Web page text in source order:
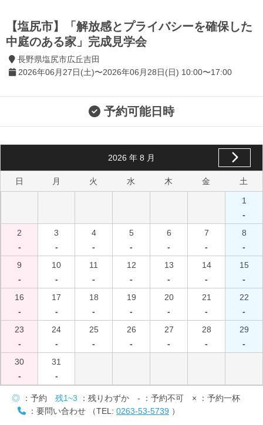
【塩尻市】「解放感とプライバシーを確保した
中庭のある家」完成見学会
長野県塩尻市広丘吉田
2026年06月27日(土)〜2026年06月28日(日) 10:00〜17:00
予約可能日時
2026 年 8 月
日 月 火 水 木 金 土
1
-
2
-
3
-
4
-
5
-
6
-
7
-
8
-
9
-
10
-
11
-
12
-
13
-
14
-
15
-
16
-
17
-
18
-
19
-
20
-
21
-
22
-
23
-
24
-
25
-
26
-
27
-
28
-
29
-
30
-
31
-
◎ ：予約 残1~3 ：残りわずか - ：予約不可 × ：予約一杯
：要問い合わせ （TEL: 0263-53-5739 ）